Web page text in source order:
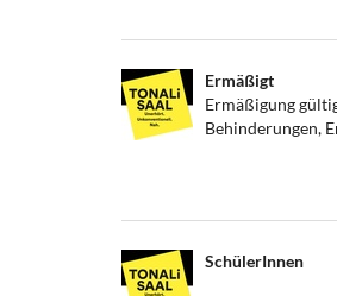
Ermäßigt
Ermäßigung
Behinderungen,
SchülerInnen